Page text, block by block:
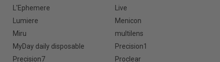
L'Ephemere
Live
Lumiere
Menicon
Miru
multilens
MyDay daily disposable
Precision1
Precision7
Proclear